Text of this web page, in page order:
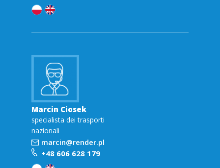
Marcin Ciosek
specialista dei trasporti
nazionali
marcin@render.pl
+48 606 628 179